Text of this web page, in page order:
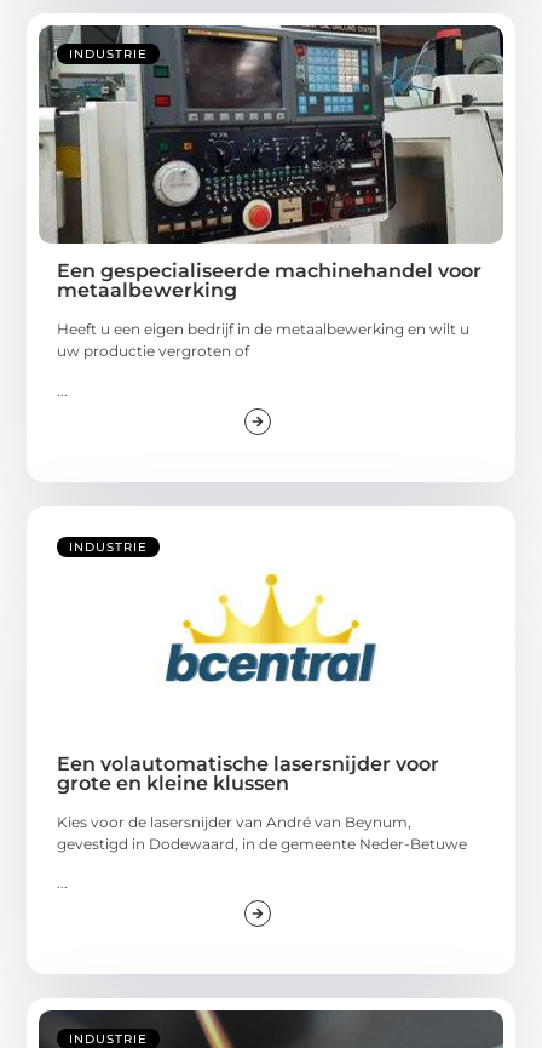
INDUSTRIE
Een gespecialiseerde machinehandel voor
metaalbewerking
Heeft u een eigen bedrijf in de metaalbewerking en wilt u
uw productie vergroten of
INDUSTRIE
Een volautomatische lasersnijder voor
grote en kleine klussen
Kies voor de lasersnijder van André van Beynum,
gevestigd in Dodewaard, in de gemeente Neder-Betuwe
INDUSTRIE